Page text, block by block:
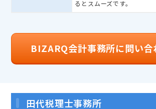
るとスムーズです。
BIZARQ会計事務所に問い合
田代税理士事務所